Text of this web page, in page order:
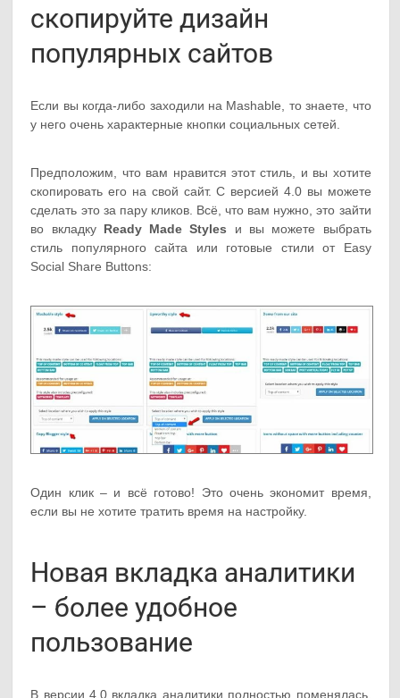
скопируйте дизайн
популярных сайтов
Если вы когда-либо заходили на Mashable, то знаете, что
у него очень характерные кнопки социальных сетей.
Предположим, что вам нравится этот стиль, и вы хотите
скопировать его на свой сайт. С версией 4.0 вы можете
сделать это за пару кликов. Всё, что вам нужно, это зайти
во вкладку Ready Made Styles и вы можете выбрать
стиль популярного сайта или готовые стили от Easy
Social Share Buttons:
Один клик – и всё готово! Это очень экономит время,
если вы не хотите тратить время на настройку.
Новая вкладка аналитики
– более удобное
пользование
В версии 4.0 вкладка аналитики полностью поменялась.